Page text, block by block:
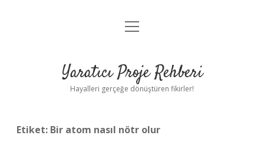
Anasayfa
Yasal Uyarı
menüyü
Yaratıcı Proje Rehberi
Hayalleri gerçeğe dönüştüren fikirler!
Etiket: Bir atom nasıl nötr olur